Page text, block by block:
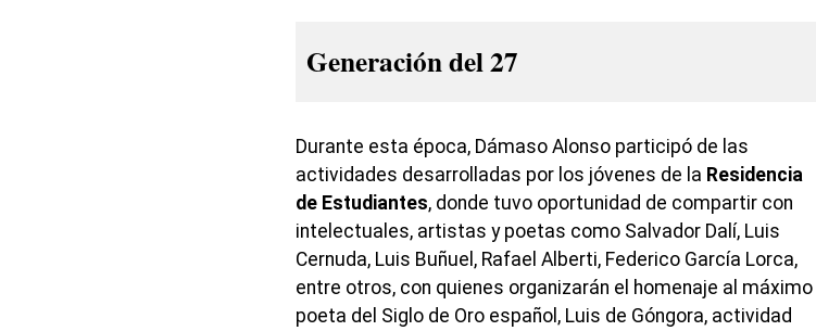
Generación del 27
Durante esta época, Dámaso Alonso participó de las
actividades desarrolladas por los jóvenes de la Residencia
de Estudiantes, donde tuvo oportunidad de compartir con
intelectuales, artistas y poetas como Salvador Dalí, Luis
Cernuda, Luis Buñuel, Rafael Alberti, Federico García Lorca,
entre otros, con quienes organizarán el homenaje al máximo
poeta del Siglo de Oro español, Luis de Góngora, actividad